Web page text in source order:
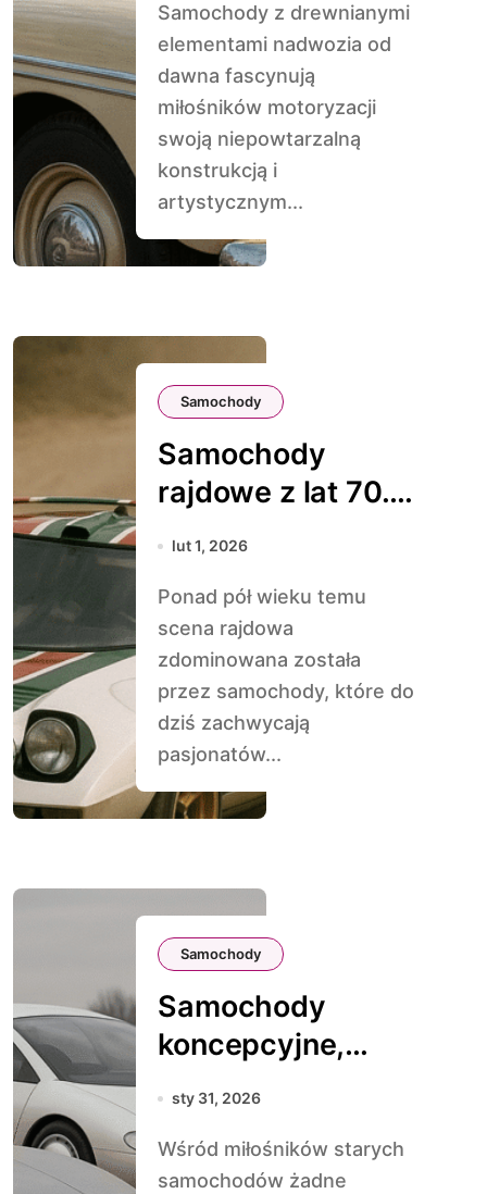
Samochody z drewnianymi
elementami nadwozia od
dawna fascynują
miłośników motoryzacji
swoją niepowtarzalną
konstrukcją i
artystycznym...
Samochody
Samochody
rajdowe z lat 70. i
80.
lut 1, 2026
Ponad pół wieku temu
scena rajdowa
zdominowana została
przez samochody, które do
dziś zachwycają
pasjonatów...
Samochody
Samochody
koncepcyjne,
które nigdy nie
sty 31, 2026
Wśród miłośników starych
samochodów żadne